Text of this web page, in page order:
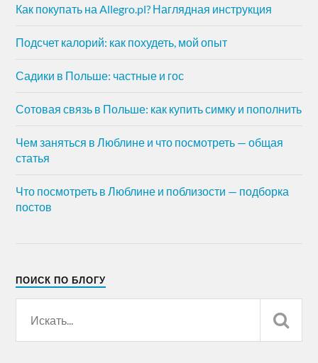
Как покупать на Allegro.pl? Наглядная инструкция
Подсчет калорий: как похудеть, мой опыт
Садики в Польше: частные и гос
Сотовая связь в Польше: как купить симку и пополнить
Чем заняться в Люблине и что посмотреть — общая
статья
Что посмотреть в Люблине и поблизости — подборка
постов
ПОИСК ПО БЛОГУ